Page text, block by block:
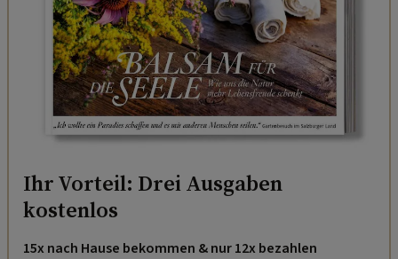
Ihr Vorteil: Drei Ausgaben
kostenlos
15x nach Hause bekommen & nur 12x bezahlen